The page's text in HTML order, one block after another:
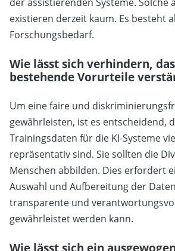
existieren derzeit kaum. Es besteht
Forschungsbedarf.
Wie lässt sich verhindern,
bestehende Vorurteile
Um eine faire und
gewährleisten, ist es entscheidend,
Trainingsdaten für die KI-Systeme
repräsentativ sind. Sie sollten die
Menschen abbilden. Dies erfordert
Auswahl und Aufbereitung der
transparente und
gewährleistet werden kann.
Wie lässt sich ein